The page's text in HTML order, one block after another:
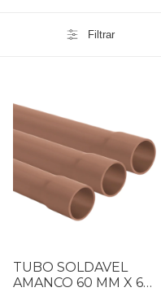
Filtrar
TUBO SOLDAVEL
AMANCO 60 MM X 6